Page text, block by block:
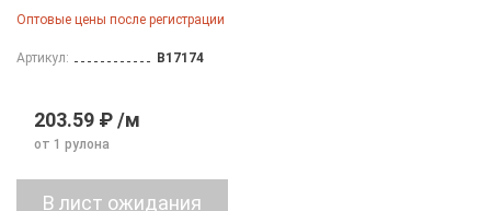
Оптовые цены после регистрации
Артикул: B17174
203.59 ₽ /м
от 1 рулона